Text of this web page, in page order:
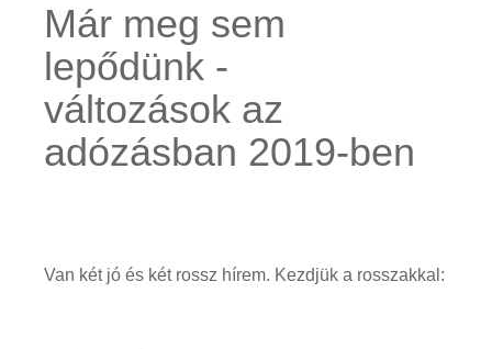
Már meg sem
lepődünk -
változások az
adózásban 2019-ben
Van két jó és két rossz hírem. Kezdjük a rosszakkal: